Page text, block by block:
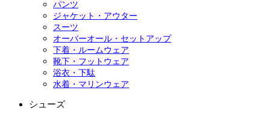
パンツ
ジャケット・アウター
スーツ
オーバーオール・セットアップ
下着・ルームウェア
靴下・フットウェア
浴衣・下駄
水着・マリンウェア
シューズ